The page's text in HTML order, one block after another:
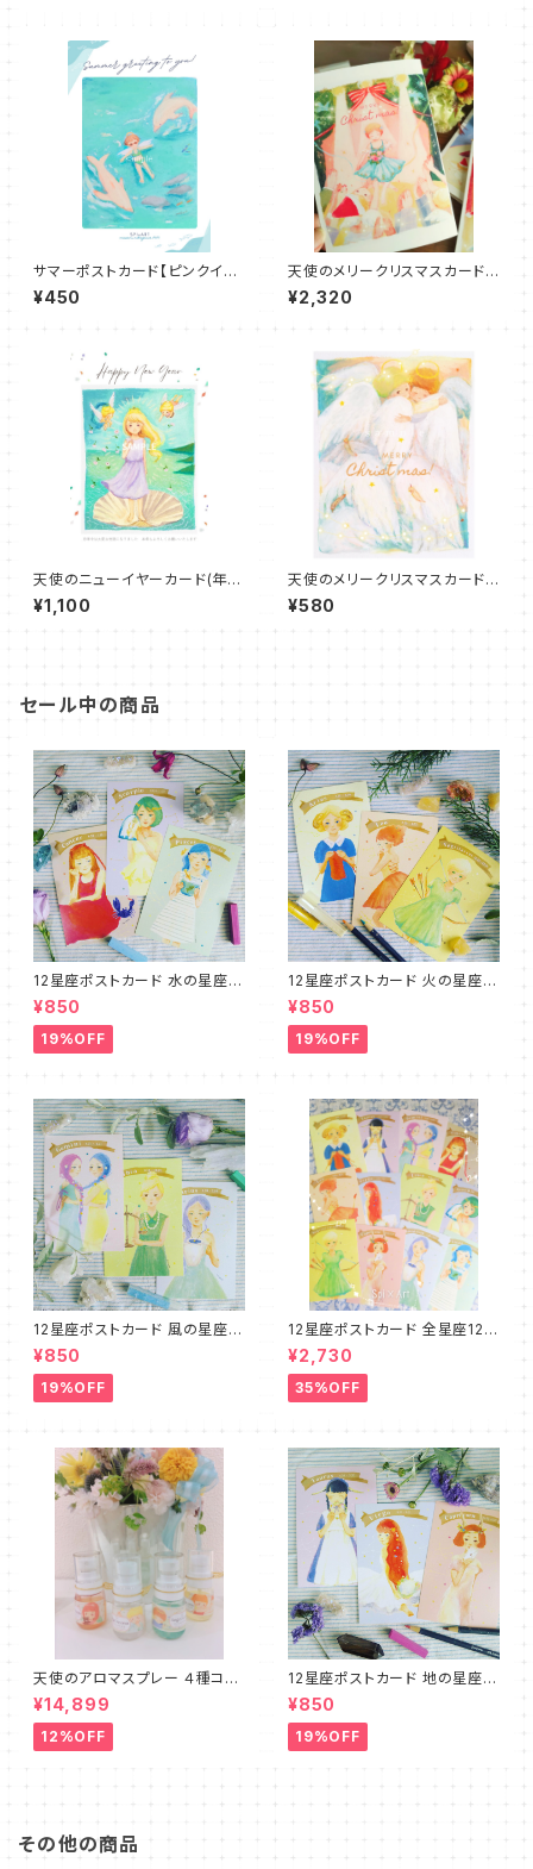
サマーポストカード【ピンクイル
カと天使】
¥450
天使のメリークリスマスカード4
種セット
¥2,320
天使のニューイヤーカード(年賀
はがき)Bタイプ３種セット
¥1,100
天使のメリークリスマスカード
「いつでも一緒に」
¥580
セール中の商品
12星座ポストカード 水の星座３
種セット☆プチリーディング＆ム
ーンサイクルカード付
¥850
19%OFF
12星座ポストカード 火の星座３
種セット☆プチリーディング＆ム
ーンサイクルカード付
¥850
19%OFF
12星座ポストカード 風の星座３
種セット☆プチリーディング＆ム
ーンサイクルカード付
¥850
19%OFF
12星座ポストカード 全星座12種
セット☆プチリーディング＆ムー
ンサイクルカード付
¥2,730
35%OFF
天使のアロマスプレー ４種コン
プリートセット
¥14,899
12%OFF
12星座ポストカード 地の星座３
種セット☆プチリーディング＆ム
ーンサイクルカード付
¥850
19%OFF
その他の商品